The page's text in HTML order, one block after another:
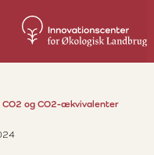
CO2 og CO2-ækvivalenter